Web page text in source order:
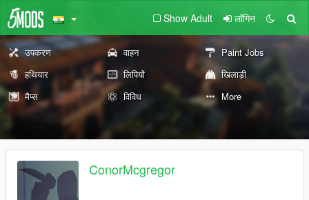
Show Adult लॉगिन
उपकरण वाहन
Paint Jobs
हथियार
लिपियों
खिलाड़ी
मैप्स
विविध More
ConorMcgregor